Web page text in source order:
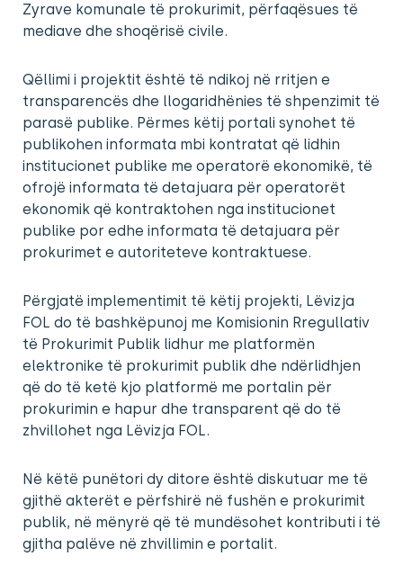
Zyrave komunale të prokurimit, përfaqësues të
mediave dhe shoqërisë civile.
Qëllimi i projektit është të ndikoj në rritjen e
transparencës dhe llogaridhënies të shpenzimit të
parasë publike. Përmes këtij portali synohet të
publikohen informata mbi kontratat që lidhin
institucionet publike me operatorë ekonomikë, të
ofrojë informata të detajuara për operatorët
ekonomik që kontraktohen nga institucionet
publike por edhe informata të detajuara për
prokurimet e autoriteteve kontraktuese.
Përgjatë implementimit të këtij projekti, Lëvizja
FOL do të bashkëpunoj me Komisionin Rregullativ
të Prokurimit Publik lidhur me platformën
elektronike të prokurimit publik dhe ndërlidhjen
që do të ketë kjo platformë me portalin për
prokurimin e hapur dhe transparent që do të
zhvillohet nga Lëvizja FOL.
Në këtë punëtori dy ditore është diskutuar me të
gjithë akterët e përfshirë në fushën e prokurimit
publik, në mënyrë që të mundësohet kontributi i të
gjitha palëve në zhvillimin e portalit.